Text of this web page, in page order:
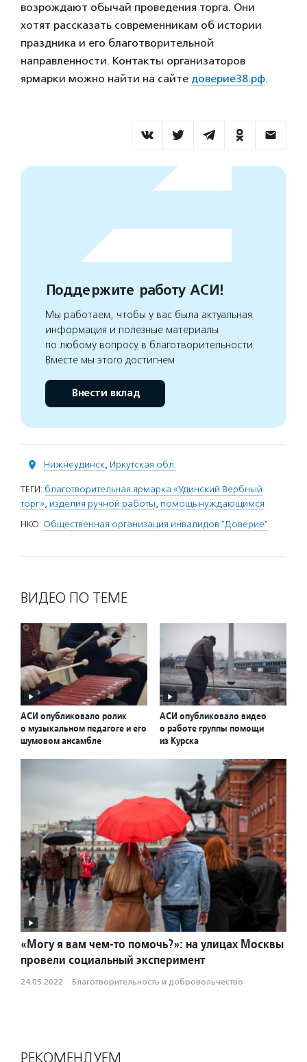
возрождают обычай проведения торга. Они
хотят рассказать современникам об истории
праздника и его благотворительной
направленности. Контакты организаторов
ярмарки можно найти на сайте доверие38.рф.
Поддержите работу АСИ!
Мы работаем, чтобы у вас была актуальная
информация и полезные материалы
по любому вопросу в благотворительности.
Вместе мы этого достигнем
Внести вклад
Нижнеудинск, Иркутская обл.
ТЕГИ: благотворительная ярмарка «Удинский Вербный
торг», изделия ручной работы, помощь нуждающимся
НКО: Общественная организация инвалидов "Доверие"
ВИДЕО ПО ТЕМЕ
АСИ опубликовало ролик
о музыкальном педагоге и его
шумовом ансамбле
АСИ опубликовало видео
о работе группы помощи
из Курска
«Могу я вам чем-то помочь?»: на улицах Москвы
провели социальный эксперимент
24.05.2022 · Благотвори­тель­ность и доброволь­чест­во
РЕКОМЕНДУЕМ